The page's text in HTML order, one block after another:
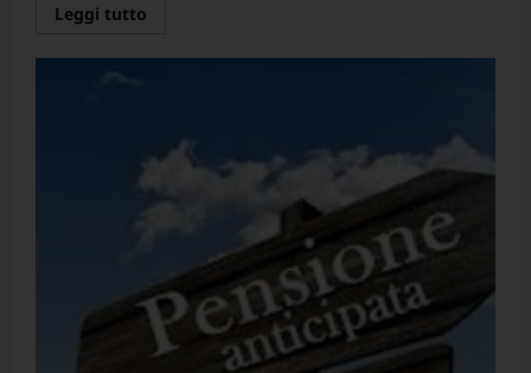
Leggi tutto
su
una
ricorrenza
rituale,
non
è
una
celebrazione
svuotata,